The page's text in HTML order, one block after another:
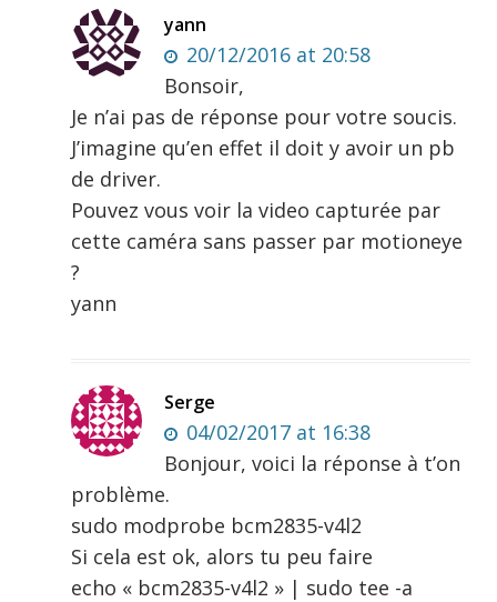
yann
20/12/2016 at 20:58
Bonsoir,
Je n’ai pas de réponse pour votre soucis.
J’imagine qu’en effet il doit y avoir un pb
de driver.
Pouvez vous voir la video capturée par
cette caméra sans passer par motioneye
?
yann
Serge
04/02/2017 at 16:38
Bonjour, voici la réponse à t’on
problème.
sudo modprobe bcm2835-v4l2
Si cela est ok, alors tu peu faire
echo « bcm2835-v4l2 » | sudo tee -a